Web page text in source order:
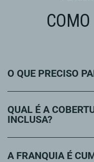
O QUE PRECISO
QUAL É A
INCLUSA?
A FRANQUIA É